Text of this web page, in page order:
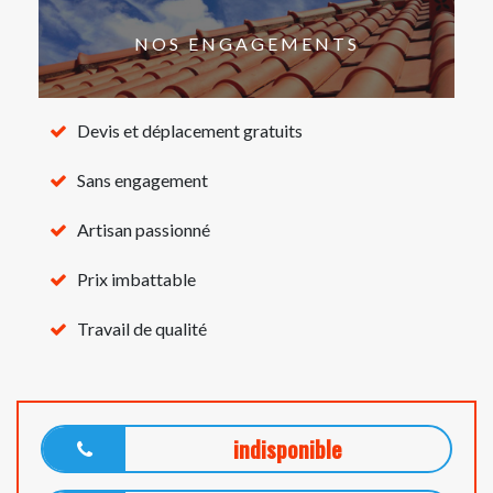
NOS ENGAGEMENTS
Devis et déplacement gratuits
Sans engagement
Artisan passionné
Prix imbattable
Travail de qualité
indisponible